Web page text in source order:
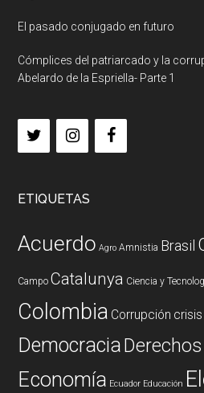
El pasado conjugado en futuro
Cómplices del patriarcado y la
Abelardo de la Espriella- Parte 1
ETIQUETAS
Acuerdo Agro Amnistia Brasil
Campo Catalunya Ciencia y
Colombia Corrupción
Democracia
Economía Ecuador Educación